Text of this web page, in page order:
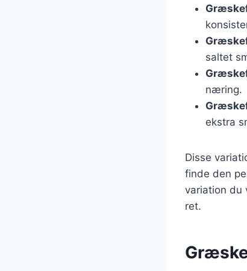
saltet
næring.
ekstra
Disse
finde den
variation du
ret.